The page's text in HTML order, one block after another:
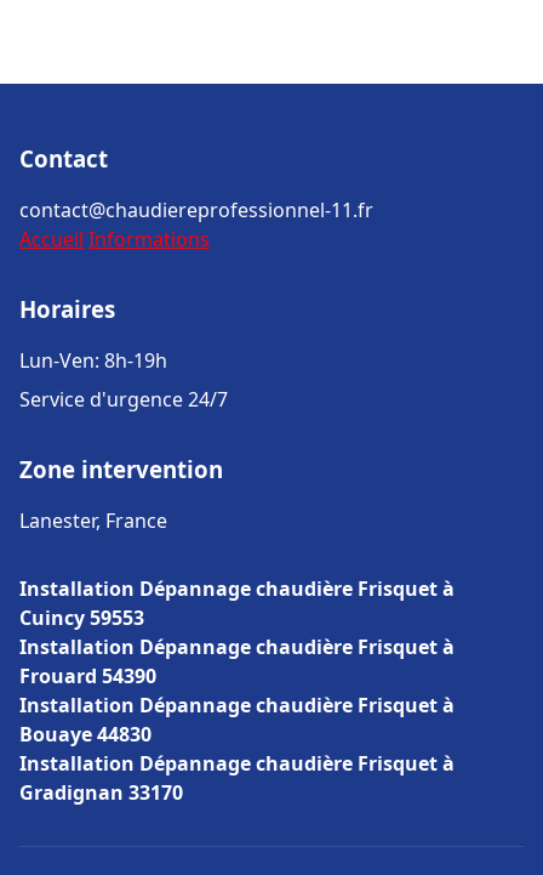
Contact
contact@chaudiereprofessionnel-11.fr
Accueil Informations
Horaires
Lun-Ven: 8h-19h
Service d'urgence 24/7
Zone intervention
Lanester, France
Installation Dépannage chaudière Frisquet à
Cuincy 59553
Installation Dépannage chaudière Frisquet à
Frouard 54390
Installation Dépannage chaudière Frisquet à
Bouaye 44830
Installation Dépannage chaudière Frisquet à
Gradignan 33170